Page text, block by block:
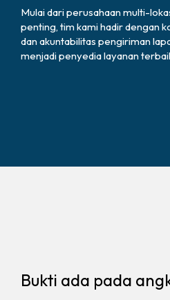
Mulai dari perusahaan multi-
penting, tim kami hadir dengan
dan akuntabilitas pengiriman
menjadi penyedia layanan
Bukti ada pada